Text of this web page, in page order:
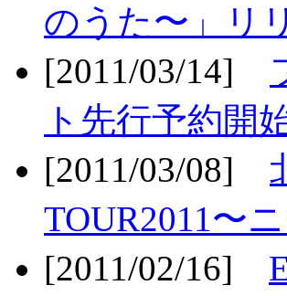
のうた〜」リ
[2011/03/14]
ト先行予約開
[2011/03/08]
TOUR2011〜
[2011/02/16]